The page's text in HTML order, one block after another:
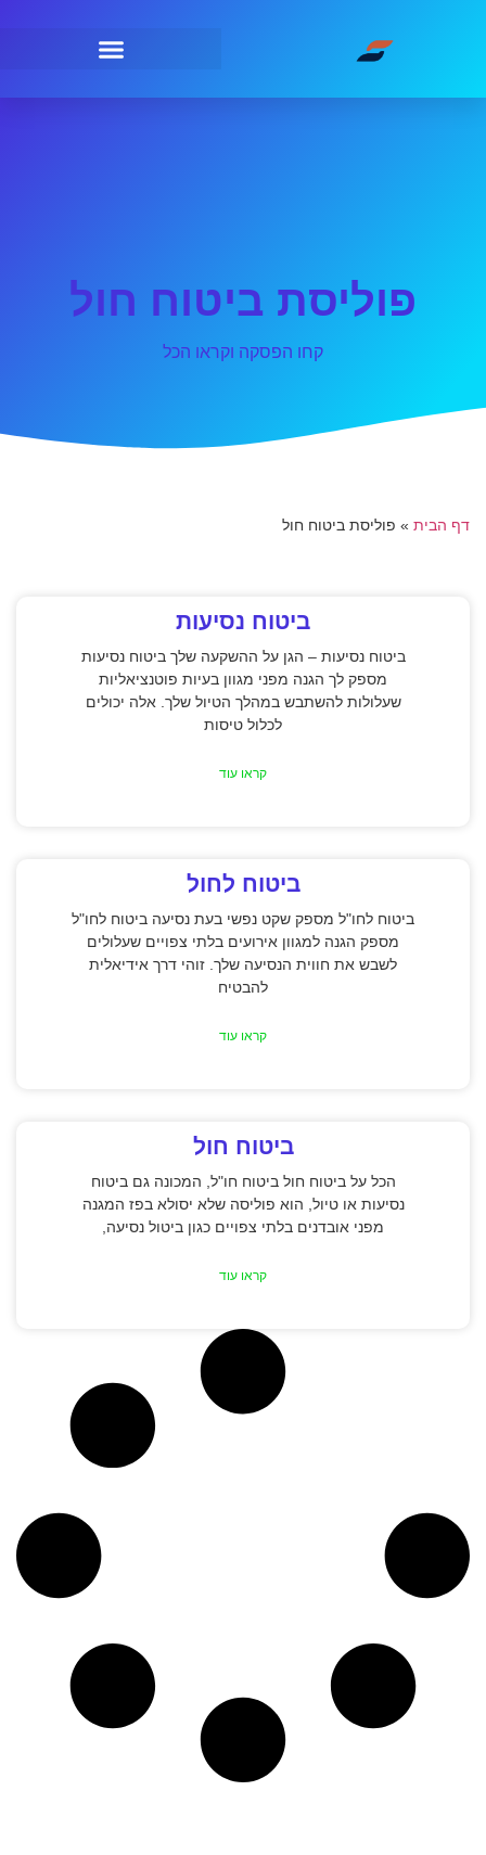
פוליסת ביטוח חול
קחו הפסקה וקראו הכל
דף הבית » פוליסת ביטוח חול
ביטוח נסיעות
ביטוח נסיעות – הגן על ההשקעה שלך ביטוח נסיעות
מספק לך הגנה מפני מגוון בעיות פוטנציאליות
שעלולות להשתבש במהלך הטיול שלך. אלה יכולים
לכלול טיסות
קראו עוד
ביטוח לחול
ביטוח לחו"ל מספק שקט נפשי בעת נסיעה ביטוח לחו"ל
מספק הגנה למגוון אירועים בלתי צפויים שעלולים
לשבש את חווית הנסיעה שלך. זוהי דרך אידיאלית
להבטיח
קראו עוד
ביטוח חול
הכל על ביטוח חול ביטוח חו"ל, המכונה גם ביטוח
נסיעות או טיול, הוא פוליסה שלא יסולא בפז המגנה
מפני אובדנים בלתי צפויים כגון ביטול נסיעה,
קראו עוד